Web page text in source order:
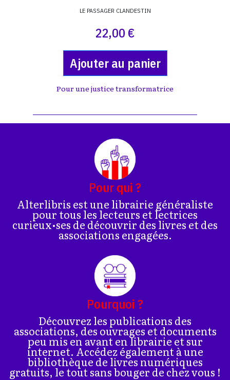
LE PASSAGER CLANDESTIN
22,00 €
Ajouter au panier
Pour une justice transformatrice
Pour qui ?
Alterlibris est une librairie généraliste
pour tous les lecteurs et lectrices
curieux•ses de découvrir des livres et des
associations engagées.
Pourquoi ?
Découvrez les publications des
associations, des ouvrages et documents
peu mis en avant en librairie et sur
internet. Accédez également à une
bibliothèque de livres numériques
gratuits, le tout sans bouger de chez vous !